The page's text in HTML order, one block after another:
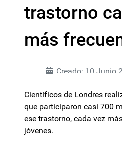
trastorno
más
Creado: 10 Junio
Científicos de Londres
que participaron casi 700
ese trastorno, cada vez
jóvenes.